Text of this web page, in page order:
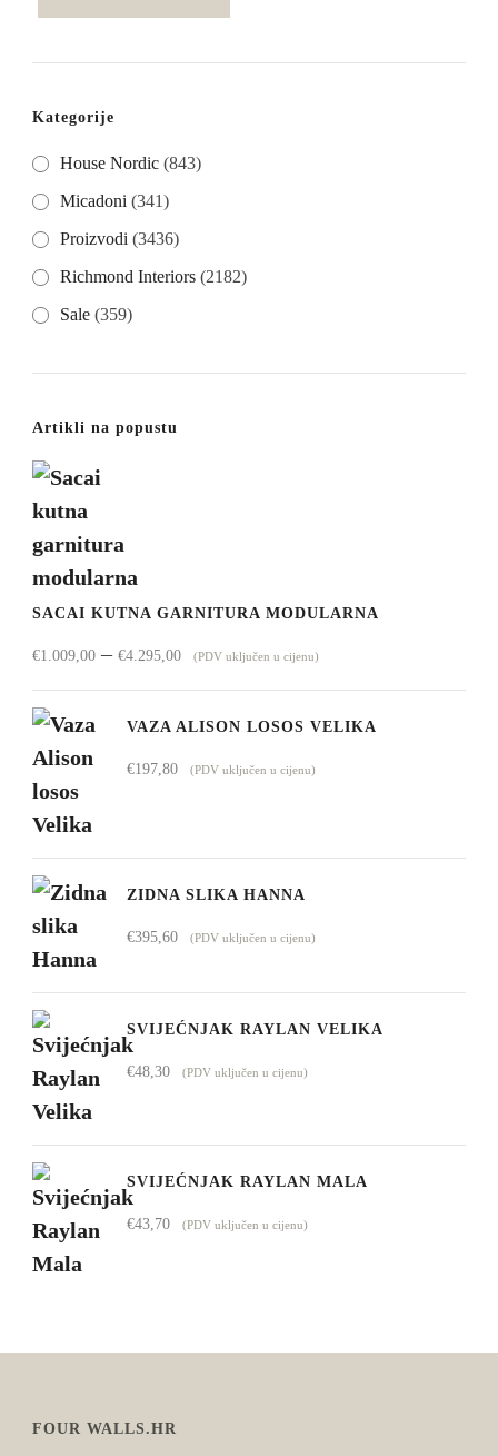
Kategorije
House Nordic (843)
Micadoni (341)
Proizvodi (3436)
Richmond Interiors (2182)
Sale (359)
Artikli na popustu
SACAI KUTNA GARNITURA MODULARNA
€1.009,00 – €4.295,00Raspon
cijena:
od
(PDV uključen u cijenu)
VAZA ALISON LOSOS VELIKA
€197,80 (PDV uključen u cijenu)
ZIDNA SLIKA HANNA
€395,60 (PDV uključen u cijenu)
SVIJEĆNJAK RAYLAN VELIKA
€48,30 (PDV uključen u cijenu)
SVIJEĆNJAK RAYLAN MALA
€43,70 (PDV uključen u cijenu)
FOUR WALLS.HR